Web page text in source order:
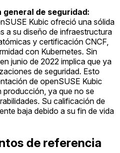
de seguridad:
Kubic ofreció una sólida
a su diseño de infraestructura
y certificación CNCF,
con Kubernetes. Sin
junio de 2022 implica que ya
de seguridad. Esto
de openSUSE Kubic
producción, ya que no se
Su calificación de
baja debido a su fin de vida
de referencia